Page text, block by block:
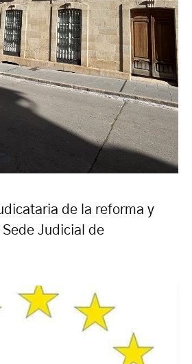
de la reforma y
Judicial de